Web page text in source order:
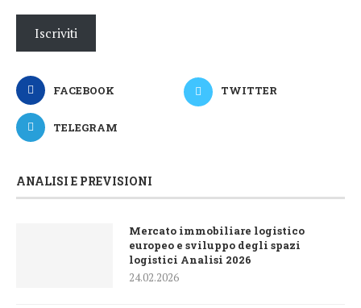
Iscriviti
FACEBOOK TWITTER
TELEGRAM
ANALISI E PREVISIONI
Mercato immobiliare logistico
europeo e sviluppo degli spazi
logistici Analisi 2026
24.02.2026